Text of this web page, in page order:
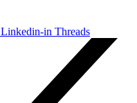
Linkedin-in Threads